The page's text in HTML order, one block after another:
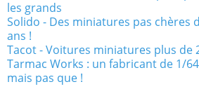
les grands
Solido - Des miniatures pas chères
ans !
Tacot - Voitures miniatures plus de
Tarmac Works : un fabricant de 1/
mais pas que !